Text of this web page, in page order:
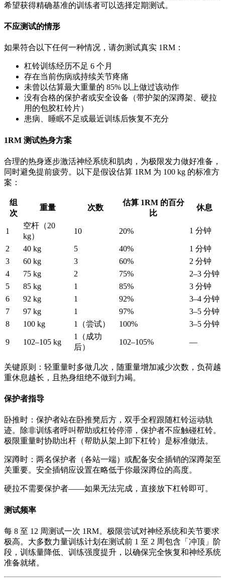
希望获得精确基准的训练者可以选择定期测试。
不应测试的情形
如果符合以下任何一种情况，请勿测试真实 1RM：
杠铃训练经历不足 6 个月
存在当前伤病或持续关节疼痛
未曾以估算最大重量的 85% 以上做过该动作
没有合格的保护者或安全设备（带护架的深蹲架、硬拉
用的包胶杠铃片）
患病、睡眠不足或最近训练后恢复不充分
1RM 测试热身方案
合理的热身逐步激活神经系统和肌肉，为极限发力做好准备，
同时避免提前疲劳。以下是假设估算 1RM 为 100 kg 的标准方
案：
组
次
重量 次数
估算 1RM 的百分
比
休息
1
空杆（20
kg）
10 20% 1 分钟
2 40 kg 5 40%
1 分钟
3
60 kg 3 60%
2 分钟
4
75 kg 2 75%
2–3 分钟
5
85 kg 1 85%
3 分钟
6
92 kg 1 92%
3–4 分钟
7
97 kg 1 97%
3–5 分钟
8
100 kg 1（尝试） 100% 3–5 分钟
9 102–105 kg
1（成功
后）
102–105% —
关键原则：轻重量时多做几次，随重量增加减少次数，负荷越
重休息越长，且热身组绝不做到力竭。
保护者指导
卧推时：保护者站在卧推凳后方，双手全程跟随杠铃运动轨
迹。除非训练者呼叫帮助或杠铃停滞，保护者不应触碰杠铃。
极限重量时协助出杆（帮助从架上卸下杠铃）是标准做法。
深蹲时：两名保护者（各站一端）或配备安全插销的深蹲架至
关重要。安全插销应设置在略低于你最深蹲位的高度。
硬拉不需要保护者——如果无法完成，直接放下杠铃即可。
测试频率
每 8 至 12 周测试一次 1RM。极限尝试对神经系统和关节要求
极高。大多数力量训练计划在测试前 1 至 2 周包含「冲顶」阶
段，训练量降低、训练强度提升，以确保完全恢复和神经系统
准备就绪。